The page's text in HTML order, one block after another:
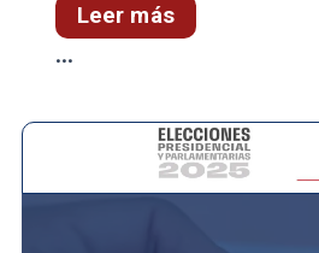
Leer más
...